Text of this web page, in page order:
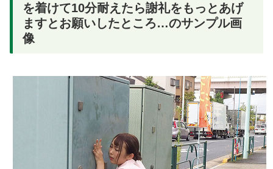
を着けて10分耐えたら謝礼をもっとあげ
ますとお願いしたところ…のサンプル画
像